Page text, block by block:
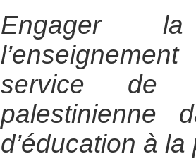
Engager
service de
palestinienne
d’éducation à la